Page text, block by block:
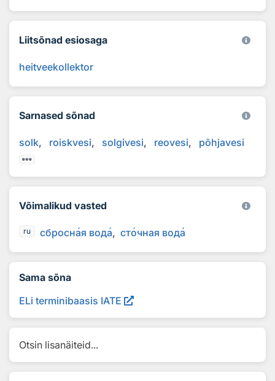
Liitsõnad esiosaga
heitveekollektor
Sarnased sõnad
solk roiskvesi solgivesi reovesi põhjavesi
Võimalikud vasted
ru сбросная вода сточная вода
Sama sõna
ELi terminibaasis IATE
Otsin lisanäiteid...